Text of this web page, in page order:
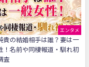
エンタメ
貴の結婚相手は誰？妻は一
！名前や同棲報道・馴れ初
査